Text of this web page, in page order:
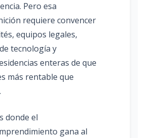
Pero esa
requiere convencer
equipos legales,
tecnología y
enteras de que
más rentable que
donde el
gana al